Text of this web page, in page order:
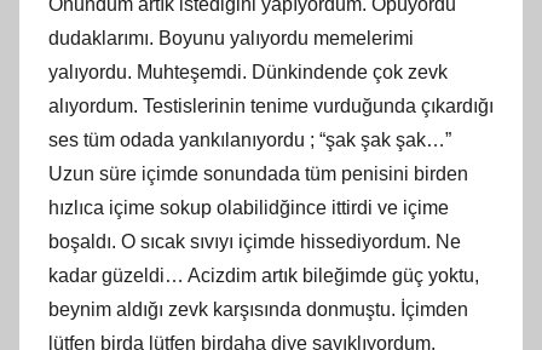
dudaklarımı. Boyunu yalıyordu memelerimi
yalıyordu. Muhteşemdi. Dünkindende çok zevk
alıyordum. Testislerinin tenime vurduğunda çıkardığı
ses tüm odada yankılanıyordu ; “şak şak şak…”
Uzun süre içimde sonundada tüm penisini birden
hızlıca içime sokup olabilidğince ittirdi ve içime
boşaldı. O sıcak sıvıyı içimde hissediyordum. Ne
kadar güzeldi… Acizdim artık bileğimde güç yoktu,
beynim aldığı zevk karşısında donmuştu. İçimden
lütfen birda lütfen birdaha diye sayıklıyordum.